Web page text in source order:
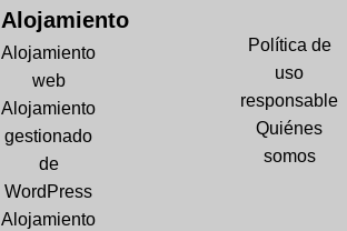
Alojamiento
Alojamiento
web
Alojamiento
gestionado
de
WordPress
Alojamiento
Política de
uso
responsable
Quiénes
somos